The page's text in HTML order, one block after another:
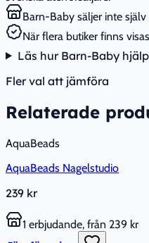
Barn-Baby säljer inte
När flera butiker finns
Läs hur Barn-Baby
Fler val att jämföra
Relaterade
AquaBeads
AquaBeads Nagelstudio
239 kr
1 erbjudande, från 239 kr